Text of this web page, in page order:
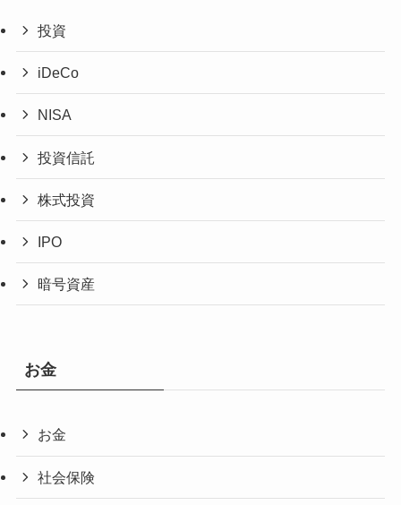
投資
iDeCo
NISA
投資信託
株式投資
IPO
暗号資産
お金
お金
社会保険